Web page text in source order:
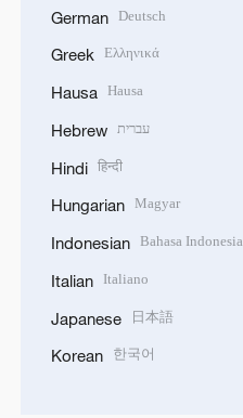
German Deutsch
Greek Ελληνικά
Hausa Hausa
Hebrew עברית
Hindi हिन्दी
Hungarian Magyar
Indonesian Bahasa Indonesia
Italian Italiano
Japanese 日本語
Korean 한국어